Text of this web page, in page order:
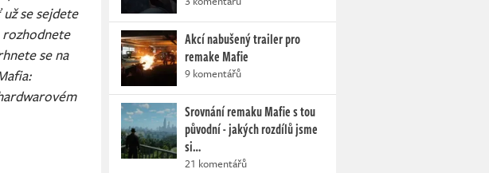
se sejdete
se na
Akcí nabušený trailer pro
remake Mafie
9 komentářů
Srovnání remaku Mafie s tou
původní - jakých rozdílů jsme
si…
21 komentářů